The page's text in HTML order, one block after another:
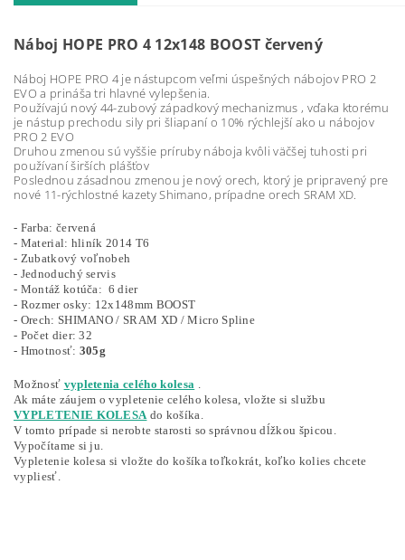
Náboj HOPE PRO 4 12x148 BOOST červený
Náboj HOPE PRO 4 je nástupcom veľmi úspešných nábojov PRO 2
EVO a prináša tri hlavné vylepšenia.
Používajú nový 44-zubový západkový mechanizmus , vďaka ktorému
je nástup prechodu sily pri šliapaní o 10% rýchlejší ako u nábojov
PRO 2 EVO
Druhou zmenou sú vyššie príruby náboja kvôli väčšej tuhosti pri
používaní širších plášťov
Poslednou zásadnou zmenou je nový orech, ktorý je pripravený pre
nové 11-rýchlostné kazety Shimano, prípadne orech SRAM XD.
- Farba: červená
- Material: hliník 2014 T6
- Zubatkový voľnobeh
- Jednoduchý servis
- Montáž kotúča: 6 dier
- Rozmer osky: 12x148mm BOOST
- Orech: SHIMANO / SRAM XD / Micro Spline
- Počet dier: 32
- Hmotnosť: 305g
Možnosť vypletenia celého kolesa .
Ak máte záujem o vypletenie celého kolesa, vložte si službu
VYPLETENIE KOLESAdo košíka.
V tomto prípade si nerobte starosti so správnou dĺžkou špicou.
Vypočítame si ju.
Vypletenie kolesa si vložte do košíka toľkokrát, koľko kolies chcete
vypliesť.